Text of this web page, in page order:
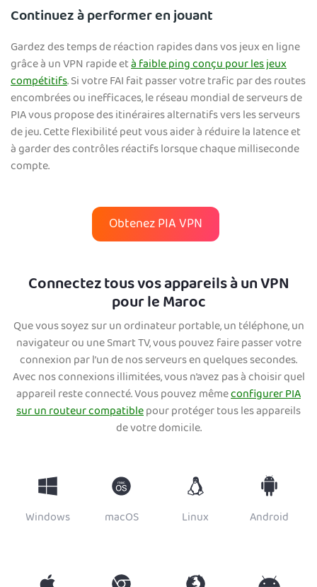
Continuez à performer en jouant
Gardez des temps de réaction rapides dans vos jeux en ligne
grâce à un VPN rapide età faible ping conçu pour les jeux
compétitifs. Si votre FAI fait passer votre trafic par des routes
encombrées ou inefficaces, le réseau mondial de serveurs de
PIA vous propose des itinéraires alternatifs vers les serveurs
de jeu. Cette flexibilité peut vous aider à réduire la latence et
à garder des contrôles réactifs lorsque chaque milliseconde
compte.
Obtenez PIA VPN
Connectez tous vos appareils à un VPN
pour le Maroc
Que vous soyez sur un ordinateur portable, un téléphone, un
navigateur ou une Smart TV, vous pouvez faire passer votre
connexion par l’un de nos serveurs en quelques secondes.
Avec nos connexions illimitées, vous n’avez pas à choisir quel
appareil reste connecté. Vous pouvez mêmeconfigurer PIA
sur un routeur compatiblepour protéger tous les appareils
de votre domicile.
Windows macOS Linux Android